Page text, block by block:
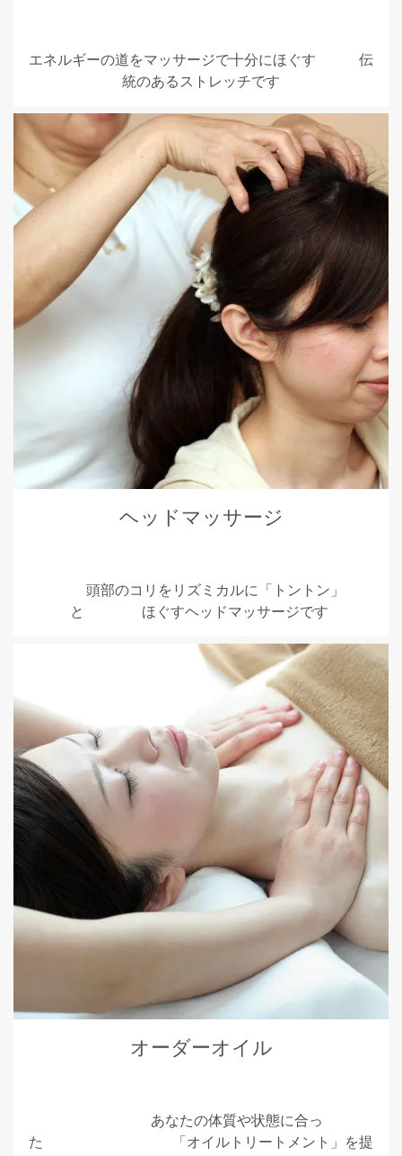
エネルギーの道をマッサージで十分にほぐす 伝
統のあるストレッチです
ヘッドマッサージ
頭部のコリをリズミカルに「トントン」
と ほぐすヘッドマッサージです
オーダーオイル
あなたの体質や状態に合っ
た 「オイルトリートメント」を提